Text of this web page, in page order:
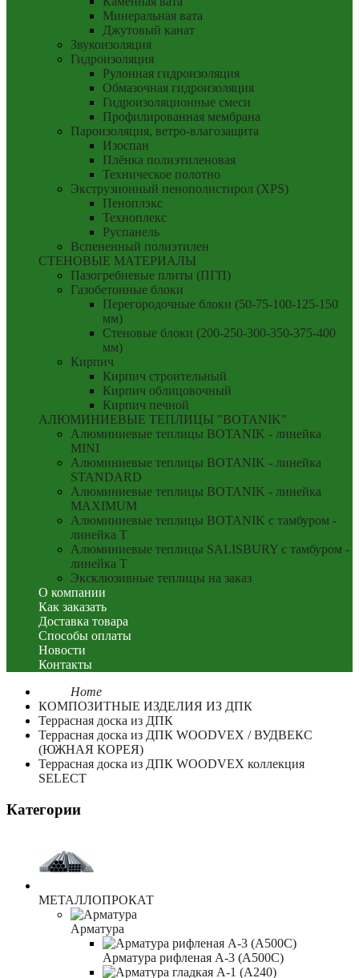
Минеральная вата
Джутовый канат
Звукоизоляция
Гидроизоляция
Рулонная гидроизоляция
Обмазочная гидроизоляция
Гидроизоляционные смеси
Профилированная мембрана
Пароизоляция, ветро-влагозащита
Изоспан
Плёнка полиэтиленовая
Техническое полотно
Экструзионный пенополистирол (XPS)
Пеноплэкс
Техноплекс
Руспанель
Вспененный полиэтилен
СТЕНОВЫЕ МАТЕРИАЛЫ
Пазогребневые плиты (ПГП)
Газобетонные блоки
Перегородочные блоки (50-75-100-125-150
мм)
Стеновые блоки (200-250-300-350-375-400
мм)
Кирпич
Кирпич строительный
Кирпич облицовочный
Кирпич печной
АЛЮМИНИЕВЫЕ ТЕПЛИЦЫ "BOTANIK"
Алюминиевые теплицы BOTANIK - линейка
MINI
Алюминиевые теплицы BOTANIK - линейка
STANDARD
Алюминиевые теплицы BOTANIK - линейка
MAXIMUM
Алюминиевые теплицы BOTANIK с тамбуром -
линейка T
Алюминиевые теплицы SALISBURY с тамбуром -
линейка T
Эксклюзивные теплицы на заказ
О компании
Как заказать
Доставка товара
Способы оплаты
Новости
Контакты
Home
КОМПОЗИТНЫЕ ИЗДЕЛИЯ ИЗ ДПК
Террасная доска из ДПК
Террасная доска из ДПК WOODVEX / ВУДВЕКС
(ЮЖНАЯ КОРЕЯ)
Террасная доска из ДПК WOODVEX коллекция
SELECT
Категории
МЕТАЛЛОПРОКАТ
Арматура
Арматура рифленая А-3 (А500С)